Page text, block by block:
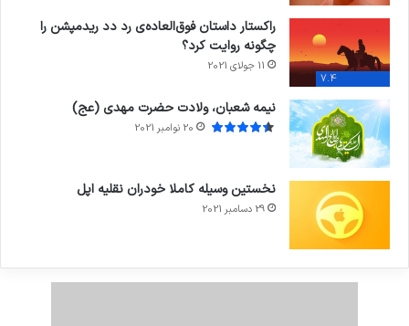
7.4
راکستار داستان فوق‌العاده‌ی رد دد ریدمپشن را
چگونه روایت کرد؟
11 جولای 2021
نیمه شعبان، ولادت حضرت مهدی (عج)
20 نوامبر 2021
نخستین وسیله کاملا خودران نقلیه اپل
29 دسامبر 2021